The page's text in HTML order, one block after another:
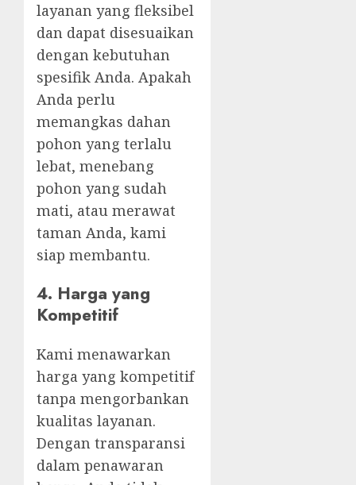
layanan yang fleksibel
dan dapat disesuaikan
dengan kebutuhan
spesifik Anda. Apakah
Anda perlu
memangkas dahan
pohon yang terlalu
lebat, menebang
pohon yang sudah
mati, atau merawat
taman Anda, kami
siap membantu.
4. Harga yang
Kompetitif
Kami menawarkan
harga yang kompetitif
tanpa mengorbankan
kualitas layanan.
Dengan transparansi
dalam penawaran